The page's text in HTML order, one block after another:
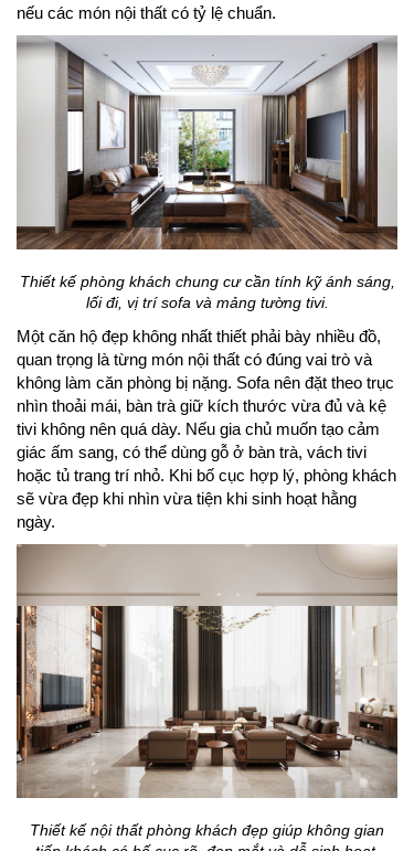
nếu các món nội thất có tỷ lệ chuẩn.
Thiết kế phòng khách chung cư cần tính kỹ ánh sáng,
lối đi, vị trí sofa và mảng tường tivi.
Một căn hộ đẹp không nhất thiết phải bày nhiều đồ,
quan trọng là từng món nội thất có đúng vai trò và
không làm căn phòng bị nặng. Sofa nên đặt theo trục
nhìn thoải mái, bàn trà giữ kích thước vừa đủ và kệ
tivi không nên quá dày. Nếu gia chủ muốn tạo cảm
giác ấm sang, có thể dùng gỗ ở bàn trà, vách tivi
hoặc tủ trang trí nhỏ. Khi bố cục hợp lý, phòng khách
sẽ vừa đẹp khi nhìn vừa tiện khi sinh hoạt hằng
ngày.
Thiết kế nội thất phòng khách đẹp giúp không gian